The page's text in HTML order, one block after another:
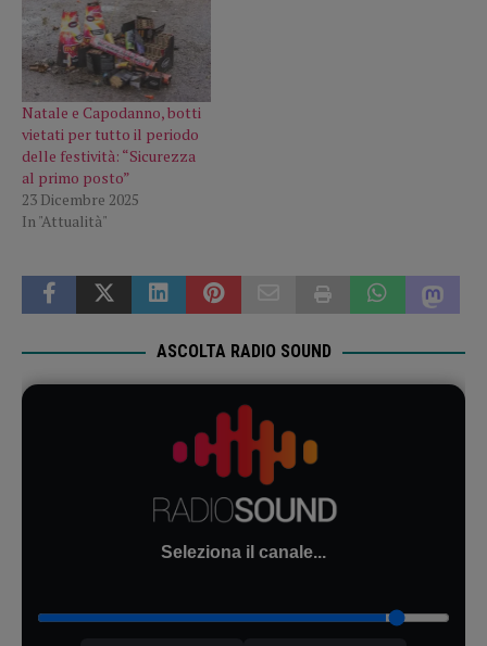
Natale e Capodanno, botti
vietati per tutto il periodo
delle festività: “Sicurezza
al primo posto”
23 Dicembre 2025
In "Attualità"
ASCOLTA RADIO SOUND
Seleziona il canale...